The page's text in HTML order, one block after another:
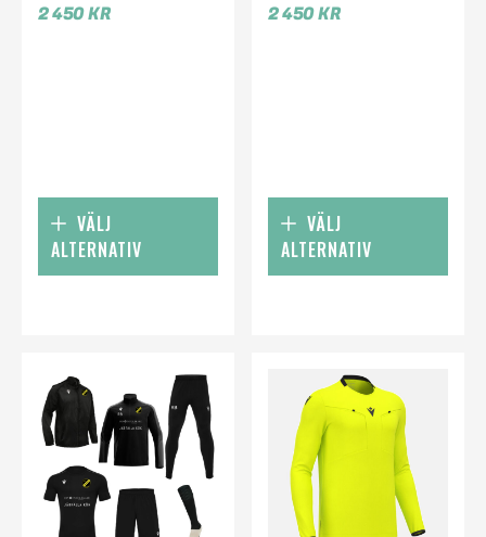
2 450KR
VÄLJ
ALTERNATIV
2 450KR
VÄLJ
ALTERNATIV